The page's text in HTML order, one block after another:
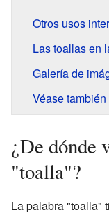
Otros usos
Las toallas en
Galería de
Véase también
¿De dónde
"toalla"?
La palabra "toalla"